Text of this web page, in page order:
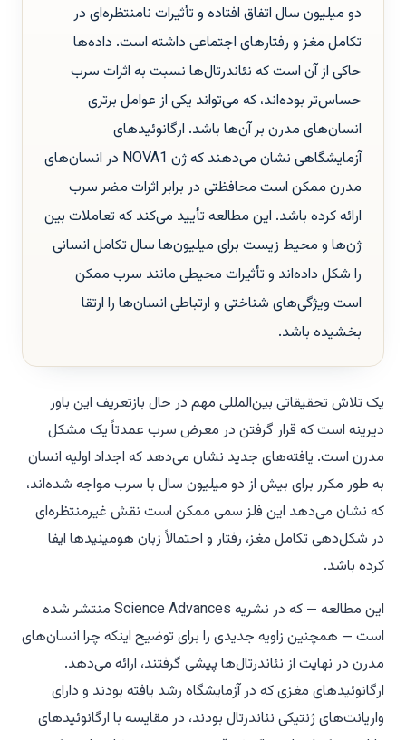
دو میلیون سال اتفاق افتاده و تأثیرات نامنتظره‌ای در
تکامل مغز و رفتارهای اجتماعی داشته است. داده‌ها
حاکی از آن است که نئاندرتال‌ها نسبت به اثرات سرب
حساس‌تر بوده‌اند، که می‌تواند یکی از عوامل برتری
انسان‌های مدرن بر آن‌ها باشد. ارگانوئیدهای
آزمایشگاهی نشان می‌دهند که ژن NOVA1 در انسان‌های
مدرن ممکن است محافظتی در برابر اثرات مضر سرب
ارائه کرده باشد. این مطالعه تأیید می‌کند که تعاملات بین
ژن‌ها و محیط زیست برای میلیون‌ها سال تکامل انسانی
را شکل داده‌اند و تأثیرات محیطی مانند سرب ممکن
است ویژگی‌های شناختی و ارتباطی انسان‌ها را ارتقا
بخشیده باشد.
یک تلاش تحقیقاتی بین‌المللی مهم در حال بازتعریف این باور
دیرینه است که قرار گرفتن در معرض سرب عمدتاً یک مشکل
مدرن است. یافته‌های جدید نشان می‌دهد که اجداد اولیه انسان
به طور مکرر برای بیش از دو میلیون سال با سرب مواجه شده‌اند،
که نشان می‌دهد این فلز سمی ممکن است نقش غیرمنتظره‌ای
در شکل‌دهی تکامل مغز، رفتار و احتمالاً زبان هومینیدها ایفا
کرده باشد.
این مطالعه — که در نشریه Science Advances منتشر شده
است — همچنین زاویه جدیدی را برای توضیح اینکه چرا انسان‌های
مدرن در نهایت از نئاندرتال‌ها پیشی گرفتند، ارائه می‌دهد.
ارگانوئیدهای مغزی که در آزمایشگاه رشد یافته بودند و دارای
واریانت‌های ژنتیکی نئاندرتال بودند، در مقایسه با ارگانوئیدهای